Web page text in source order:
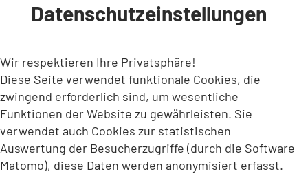
INHALT ANSPRINGEN
Datenschutzeinstellungen
Wir respektieren Ihre Privatsphäre!
Diese Seite verwendet funktionale Cookies, die
zwingend erforderlich sind, um wesentliche
Funktionen der Website zu gewährleisten. Sie
verwendet auch Cookies zur statistischen
Auswertung der Besucherzugriffe (durch die Software
Matomo), diese Daten werden anonymisiert erfasst.